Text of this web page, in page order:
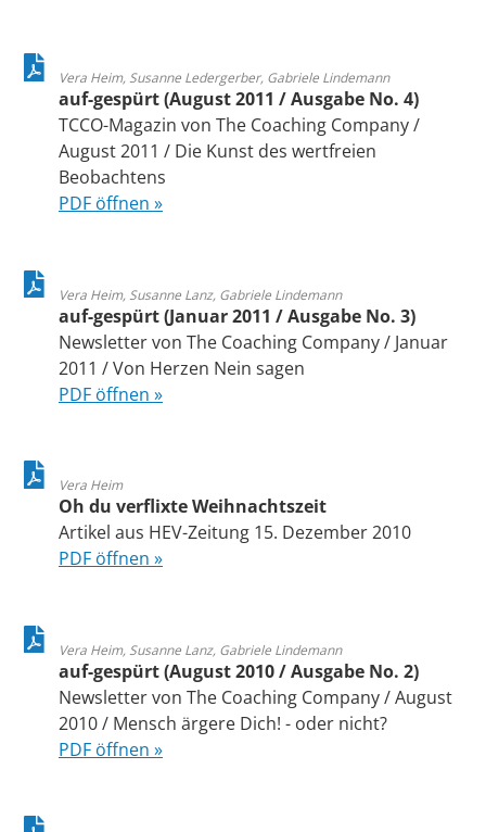
Vera Heim, Susanne Ledergerber, Gabriele Lindemann
auf-gespürt (August 2011 / Ausgabe No. 4)
TCCO-Magazin von The Coaching Company /
August 2011 / Die Kunst des wertfreien
Beobachtens
PDF öffnen »
Vera Heim, Susanne Lanz, Gabriele Lindemann
auf-gespürt (Januar 2011 / Ausgabe No. 3)
Newsletter von The Coaching Company / Januar
2011 / Von Herzen Nein sagen
PDF öffnen »
Vera Heim
Oh du verflixte Weihnachtszeit
Artikel aus HEV-Zeitung 15. Dezember 2010
PDF öffnen »
Vera Heim, Susanne Lanz, Gabriele Lindemann
auf-gespürt (August 2010 / Ausgabe No. 2)
Newsletter von The Coaching Company / August
2010 / Mensch ärgere Dich! - oder nicht?
PDF öffnen »